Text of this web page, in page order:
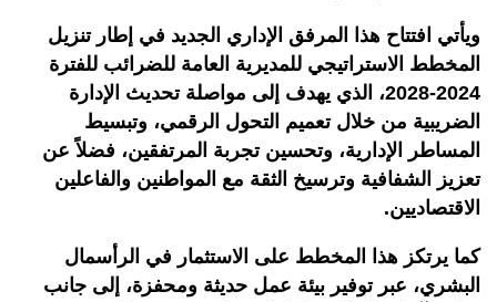
ويأتي افتتاح هذا المرفق الإداري الجديد في إطار تنزيل
المخطط الاستراتيجي للمديرية العامة للضرائب للفترة
2024-2028، الذي يهدف إلى مواصلة تحديث الإدارة
الضريبية من خلال تعميم التحول الرقمي، وتبسيط
المساطر الإدارية، وتحسين تجربة المرتفقين، فضلاً عن
تعزيز الشفافية وترسيخ الثقة مع المواطنين والفاعلين
الاقتصاديين.
كما يرتكز هذا المخطط على الاستثمار في الرأسمال
البشري، عبر توفير بيئة عمل حديثة ومحفزة، إلى جانب